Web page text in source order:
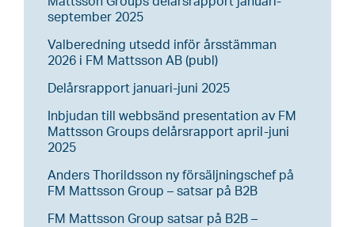
september 2025
Valberedning utsedd inför årsstämman
2026 i FM Mattsson AB (publ)
Delårsrapport januari-juni 2025
Inbjudan till webbsänd presentation av FM
Mattsson Groups delårsrapport april-juni
2025
Anders Thorildsson ny försäljningschef på
FM Mattsson Group – satsar på B2B
FM Mattsson Group satsar på B2B –